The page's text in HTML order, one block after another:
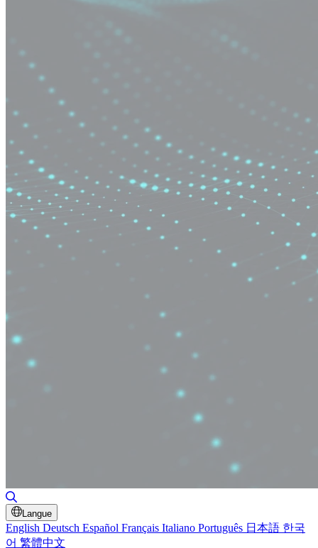
Langue
English Deutsch Español Français Italiano Português 日本語 한국
어 繁體中文